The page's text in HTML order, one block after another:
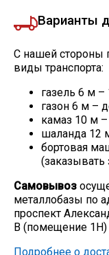
Варианты
С нашей стороны
виды транспорта:
газель 6 м –
газон 6 м –
камаз 10 м
шаланда 12
бортовая
(заказывать
Самовывоз
металлобазы по
проспект
В (помещение 1Н)
Подробнее о